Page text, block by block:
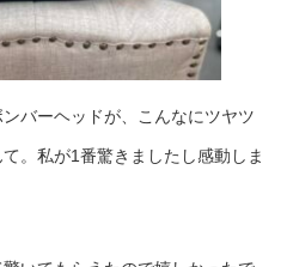
バーヘッドが、こんなにツヤツ
。私が1番驚きましたし感動しま